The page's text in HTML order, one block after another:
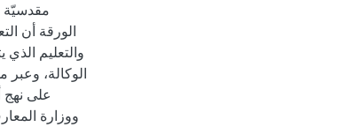
مقدسيّة
الورقة أن
والتعليم الذي
الوكالة،
على نهج
ووزارة